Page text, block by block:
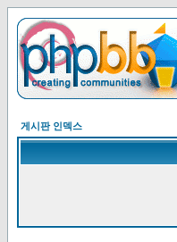
게시판 인덱스